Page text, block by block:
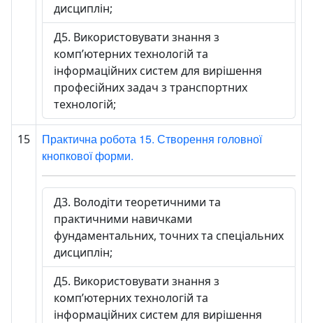
дисциплін;
Д5. Використовувати знання з
комп’ютерних технологій та
інформаційних систем для вирішення
професійних задач з транспортних
технологій;
15
Практична робота 15. Створення головної
кнопкової форми.
Д3. Володіти теоретичними та
практичними навичками
фундаментальних, точних та спеціальних
дисциплін;
Д5. Використовувати знання з
комп’ютерних технологій та
інформаційних систем для вирішення